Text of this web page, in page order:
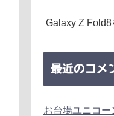
Galaxy Z Fold8
最近のコメ
お台場ユニコ